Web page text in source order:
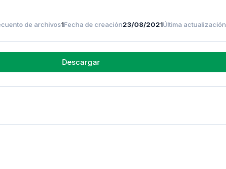
de archivos1Fecha de creación23/08/2021Última actualización
Descargar